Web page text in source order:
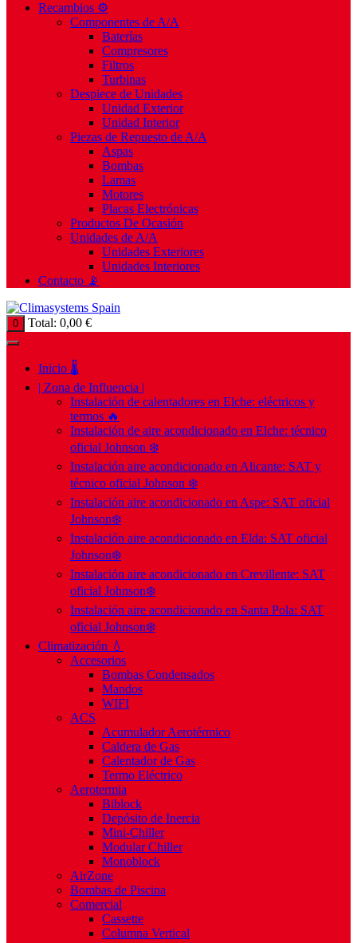
Recambios ⚙️
Componentes de A/A
Baterías
Compresores
Filtros
Turbinas
Despiece de Unidades
Unidad Exterior
Unidad Interior
Piezas de Repuesto de A/A
Aspas
Bombas
Lamas
Motores
Placas Electrónicas
Productos De Ocasión
Unidades de A/A
Unidades Exteriores
Unidades Interiores
Contacto 📡
0 Total: 0,00 €
Inicio 🌡️
| Zona de Influencia |
Instalación de calentadores en Elche: eléctricos y
termos 🔥
Instalación de aire acondicionado en Elche: técnico
oficial Johnson ❄️
Instalación aire acondicionado en Alicante: SAT y
técnico oficial Johnson ❄️
Instalación aire acondicionado en Aspe: SAT oficial
Johnson❄️
Instalación aire acondicionado en Elda: SAT oficial
Johnson❄️
Instalación aire acondicionado en Crevillente: SAT
oficial Johnson❄️
Instalación aire acondicionado en Santa Pola: SAT
oficial Johnson❄️
Climatización 💧
Accesorios
Bombas Condensados
Mandos
WIFI
ACS
Acumulador Aerotérmico
Caldera de Gas
Calentador de Gas
Termo Eléctrico
Aerotermia
Biblock
Depósito de Inercia
Mini-Chiller
Modular Chiller
Monoblock
AirZone
Bombas de Piscina
Comercial
Cassette
Columna Vertical